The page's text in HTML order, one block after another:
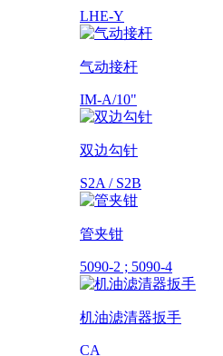
LHE-Y
气动接杆
IM-A/10"
双边勾针
S2A / S2B
管夹钳
5090-2 ; 5090-4
机油滤清器扳手
CA